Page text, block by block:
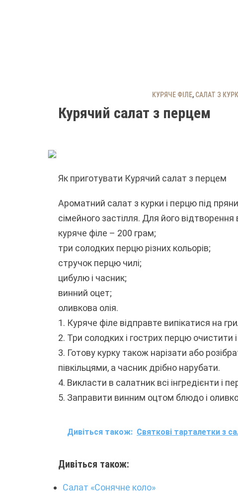
КУРЯЧЕ ФІЛЕ, САЛАТ З
Курячий салат з перцем
Як приготувати Курячий салат з перцем
Ароматний салат з курки і перцю під
сімейного застілля. Для його
куряче філе – 200 грам;
три солодких перцю різних кольорів;
стручок перцю чилі;
цибулю і часник;
винний оцет;
оливкова олія.
1. Куряче філе відправте випікатися на
2. Три солодких і гострих перцю очистити
3. Готову курку також нарізати або
півкільцями, а часник дрібно нарубати.
4. Викласти в салатник всі інгредієнти і
5. Заправити винним оцтом блюдо і
Дивіться також: Святкові тарталетки з
Дивіться також:
Салат «Сонячне коло»